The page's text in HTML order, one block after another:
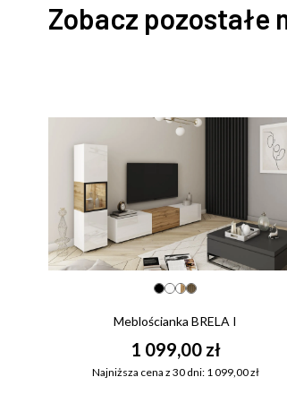
Zobacz pozostałe
Meblościanka BRELA I
1 099,00 zł
Najniższa cena z 30 dni: 1 099,00 zł